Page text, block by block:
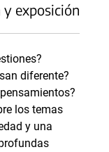
exposición
diferente?
los temas
y una